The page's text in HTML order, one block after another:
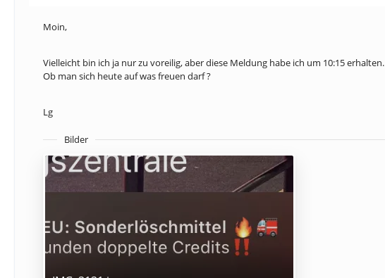
Moin,
Vielleicht bin ich ja nur zu voreilig, aber diese Meldung habe ich um 10:15 erhalten.
Ob man sich heute auf was freuen darf ?
Lg
Bilder